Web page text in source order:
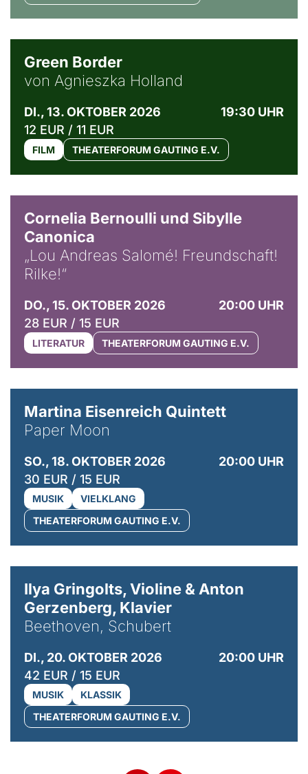
Green Border
von Agnieszka Holland
DI., 13. OKTOBER 2026
19:30 UHR
12 EUR / 11 EUR
FILM THEATERFORUM GAUTING E.V.
Cornelia Bernoulli und Sibylle
Canonica
„Lou Andreas Salomé! Freundschaft!
Rilke!“
DO., 15. OKTOBER 2026
20:00 UHR
28 EUR / 15 EUR
LITERATUR THEATERFORUM GAUTING E.V.
Martina Eisenreich Quintett
Paper Moon
SO., 18. OKTOBER 2026
20:00 UHR
30 EUR / 15 EUR
MUSIK
VIELKLANG
THEATERFORUM GAUTING E.V.
Ilya Gringolts, Violine & Anton
Gerzenberg, Klavier
Beethoven, Schubert
DI., 20. OKTOBER 2026
20:00 UHR
42 EUR / 15 EUR
MUSIK
KLASSIK
THEATERFORUM GAUTING E.V.